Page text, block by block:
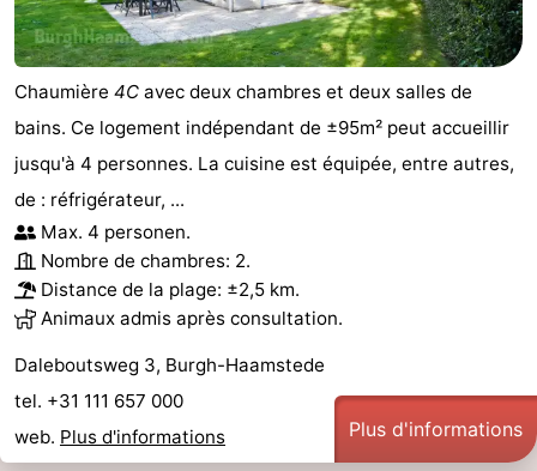
Livingstone
-
Resort
Haamstede
-
Résidence
't
Hof
van
Haamstede
-
Schouwen
-
Schouwse
Valleien
-
Wijde
Blick
-
Zeeuwse
Kust
-
’t
Hof
Hôtels
Last
Chaumière 4C avec deux chambres et deux salles de
bains. Ce logement indépendant de ±95m² peut accueillir
jusqu'à 4 personnes. La cuisine est équipée, entre autres,
de : réfrigérateur, ...
Max. 4 personen.
Nombre de chambres: 2.
Distance de la plage: ±2,5 km.
Animaux admis après consultation.
Daleboutsweg 3, Burgh-Haamstede
tel. +31 111 657 000
web. Plus d'informations Plus d'informations